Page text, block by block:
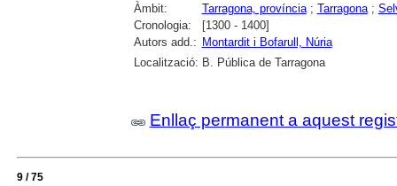
Àmbit:
Tarragona, província; Tarragona;
Cronologia:
[1300 - 1400]
Autors add.: Montardit i Bofarull, Núria
Localització: B. Pública de Tarragona
Enllaç permanent a aquest
9 / 75